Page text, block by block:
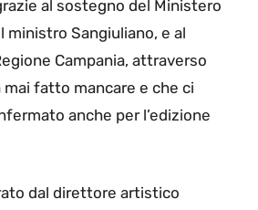
al sostegno del Ministero
ministro Sangiuliano, e al
Campania, attraverso
mai fatto mancare e che ci
anche per l’edizione
dal direttore artistico